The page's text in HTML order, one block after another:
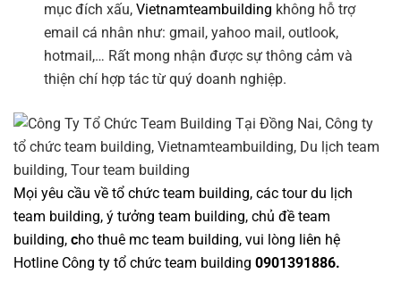
mục đích xấu,Vietnamteambuilding không hỗ trợ
email cá nhân như: gmail, yahoo mail, outlook,
hotmail,… Rất mong nhận được sự thông cảm và
thiện chí hợp tác từ quý doanh nghiệp.
Mọi yêu cầu về tổ chức team building, các tourdu lịch
team building, ý tưởng team building, chủ đề team
building, cho thuê mc team building, vui lòng liên hệ
Hotline Công ty tổ chức team building 0901391886.